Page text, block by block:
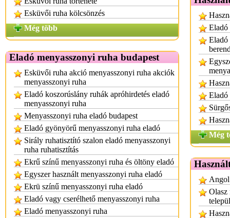
Esküvői ruha kölcsönzés
Még több
Eladó menyasszonyi ruha budapest
Esküvői ruha akció menyasszonyi ruha akciók
menyasszonyi ruha
Eladó koszorúslány ruhák apróhirdetés eladó
menyasszonyi ruha
Menyasszonyi ruha eladó budapest
Eladó gyönyörű menyasszonyi ruha eladó
Sirály ruhatisztító szalon eladó menyasszonyi
ruha ruhatisztítás
Ekrű színű menyasszonyi ruha és öltöny eladó
Egyszer használt menyasszonyi ruha eladó
Ekrü színű menyasszonyi ruha eladó
Eladó vagy cserélhető menyasszonyi ruha
Eladó menyasszonyi ruha
Eladó
Eladó
Eladó
Még
Angol
Olasz